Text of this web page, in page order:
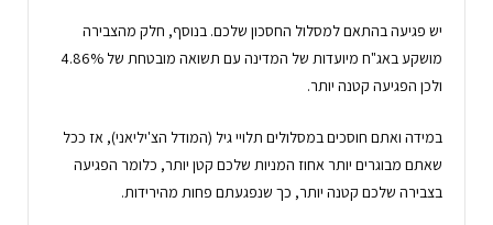
יש פגיעה בהתאם למסלול החסכון שלכם. בנוסף, חלק מהצבירה
מושקע באג"ח מיועדות של המדינה עם תשואה מובטחת של 4.86%
ולכן הפגיעה קטנה יותר.
במידה ואתם חוסכים במסלולים תלויי גיל (המודל הצ'יליאני), אז ככל
שאתם מבוגרים יותר אחוז המניות שלכם קטן יותר, כלומר הפגיעה
בצבירה שלכם קטנה יותר, כך שנפגעתם פחות מהירידות.